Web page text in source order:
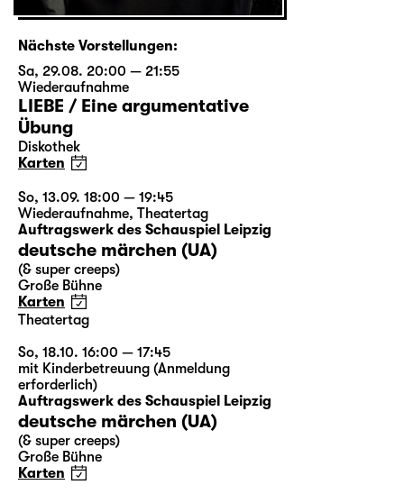
Nächste Vorstellungen:
Sa, 29.08. 20:00 — 21:55
Wiederaufnahme
LIEBE / Eine argumentative
Übung
Diskothek
Karten
So, 13.09. 18:00 — 19:45
Wiederaufnahme, Theatertag
Auftragswerk des Schauspiel Leipzig
deutsche märchen (UA)
(& super creeps)
Große Bühne
Karten
Theatertag
So, 18.10. 16:00 — 17:45
mit Kinderbetreuung (Anmeldung
erforderlich)
Auftragswerk des Schauspiel Leipzig
deutsche märchen (UA)
(& super creeps)
Große Bühne
Karten